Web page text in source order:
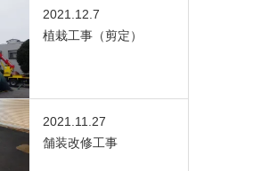
2021.12.7
植栽工事（剪定）
2021.11.27
舗装改修工事